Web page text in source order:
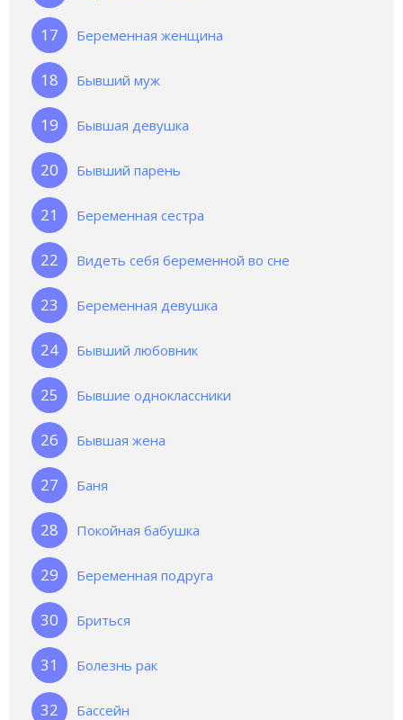
Беременная женщина
Бывший муж
Бывшая девушка
Бывший парень
Беременная сестра
Видеть себя беременной во сне
Беременная девушка
Бывший любовник
Бывшие одноклассники
Бывшая жена
Баня
Покойная бабушка
Беременная подруга
Бриться
Болезнь рак
Бассейн